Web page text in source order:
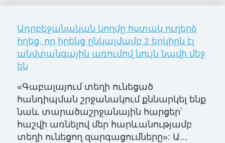
Ադրբեջանական կողմը հստակ ուղերձ
հղեց, որ իրենց ընկալմամբ 2 երկիրն էլ
անվտանգային առումով նույն նավի մեջ
են
«Գաբալայում տեղի ունեցած
հանդիպման շրջանակում քննարկել ենք
նաև տարածաշրջանային հարցեր՝
հաշվի առնելով մեր հարևանությամբ
տեղի ունեցող զարգացումները»: Ա...